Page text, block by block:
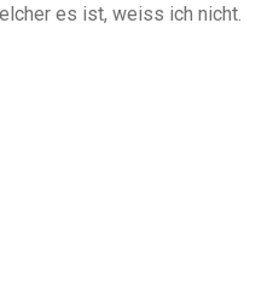
es ist, weiss ich nicht.